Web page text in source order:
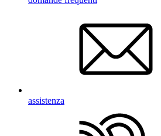
assistenza